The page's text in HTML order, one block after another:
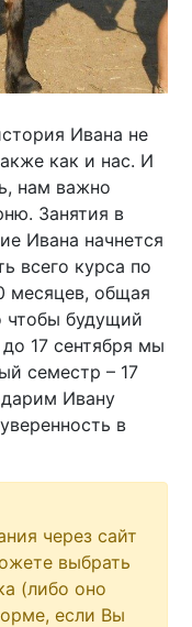
Ивана не
как и нас. И
нам важно
Занятия в
Ивана начнется
всего курса по
месяцев, общая
чтобы будущий
до 17 сентября мы
семестр – 17
Ивану
в
через сайт
выбрать
(либо оно
если Вы